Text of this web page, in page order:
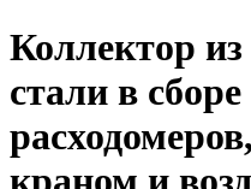
Коллектор
стали в сборе